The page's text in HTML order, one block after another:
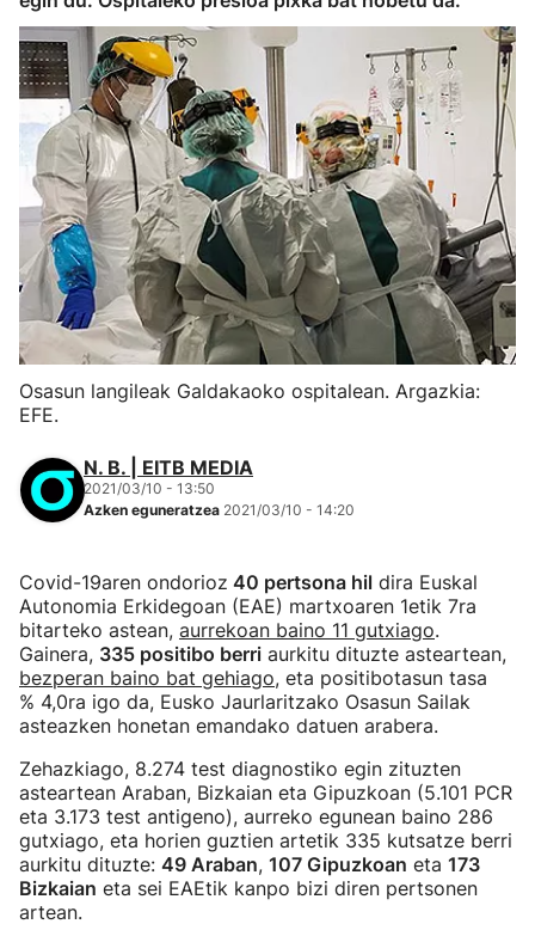
Osasun langileak Galdakaoko ospitalean. Argazkia:
EFE.
N. B. | EITB MEDIA
2021/03/10 - 13:50
Azken eguneratzea 2021/03/10 - 14:20
Covid-19aren ondorioz 40 pertsona hil dira Euskal
Autonomia Erkidegoan (EAE) martxoaren 1etik 7ra
bitarteko astean, aurrekoan baino 11 gutxiago.
Gainera, 335 positibo berri aurkitu dituzte asteartean,
bezperan baino bat gehiago, eta positibotasun tasa
% 4,0ra igo da, Eusko Jaurlaritzako Osasun Sailak
asteazken honetan emandako datuen arabera.
Zehazkiago, 8.274 test diagnostiko egin zituzten
asteartean Araban, Bizkaian eta Gipuzkoan (5.101 PCR
eta 3.173 test antigeno), aurreko egunean baino 286
gutxiago, eta horien guztien artetik 335 kutsatze berri
aurkitu dituzte: 49 Araban, 107 Gipuzkoan eta 173
Bizkaian eta sei EAEtik kanpo bizi diren pertsonen
artean.